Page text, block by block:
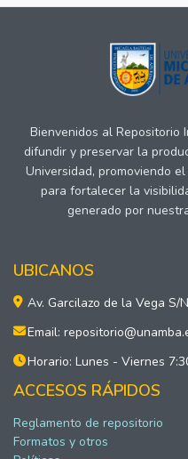
Bienvenidos al Repositorio
difundir y preservar la
Universidad, promoviendo
para fortalecer la
generado por
UBICANOS
Av. Garcilazo de la Vega
Email:
Horario: Lunes - Viernes
ACCESOS RÁPIDOS
Reglamento de repositorio
Formatos y otros